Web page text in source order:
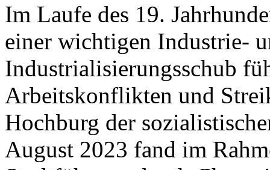
Im Laufe des 19.
einer wichtigen Industrie-
Industrialisierungsschub
Arbeitskonflikten und
Hochburg der
August 2023 fand im